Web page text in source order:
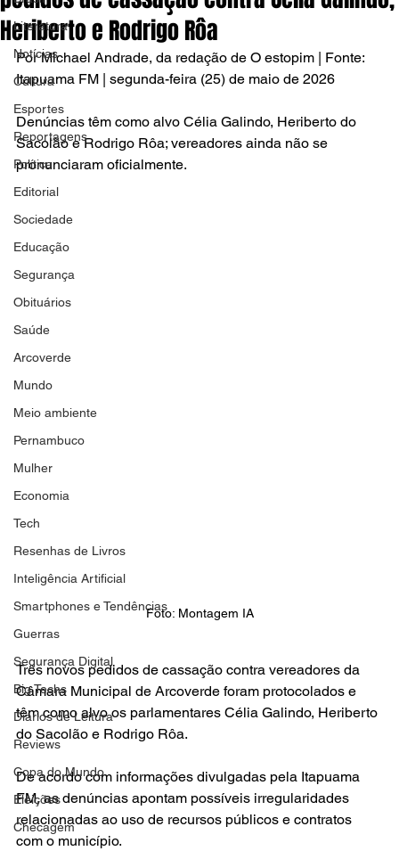
Literatura
Notícias
Cultura
Esportes
Reportagens
Política
Editorial
Sociedade
Educação
Segurança
Obituários
Saúde
Arcoverde
Mundo
Meio ambiente
Pernambuco
Mulher
Economia
Tech
Resenhas de Livros
Inteligência Artificial
Smartphones e Tendências
Guerras
Segurança Digital
Big Techs
Diários de Leitura
Reviews
Copa do Mundo
Eleições
Checagem
Heriberto e Rodrigo Rôa
Por Michael Andrade, da redação de O estopim | Fonte:
Itapuama FM | segunda-feira (25) de maio de 2026
Denúncias têm como alvo Célia Galindo, Heriberto do
Sacolão e Rodrigo Rôa; vereadores ainda não se
pronunciaram oficialmente.
Foto: Montagem IA
Três novos pedidos de cassação contra vereadores da
Câmara Municipal de Arcoverde foram protocolados e
têm como alvo os parlamentares Célia Galindo, Heriberto
do Sacolão e Rodrigo Rôa.
De acordo com informações divulgadas pela Itapuama
FM, as denúncias apontam possíveis irregularidades
relacionadas ao uso de recursos públicos e contratos
com o município.